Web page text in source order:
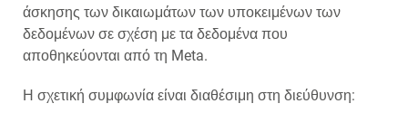
άσκησης των δικαιωμάτων των υποκειμένων των
δεδομένων σε σχέση με τα δεδομένα που
αποθηκεύονται από τη Meta.
Η σχετική συμφωνία είναι διαθέσιμη στη διεύθυνση: